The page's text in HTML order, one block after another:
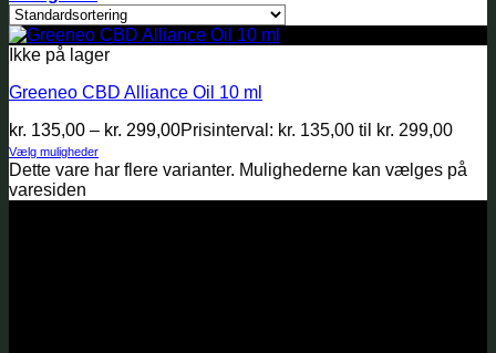
Ikke på lager
Greeneo CBD Alliance Oil 10 ml
kr. 135,00 – kr. 299,00Prisinterval: kr. 135,00 til kr. 299,00
Vælg muligheder
Dette vare har flere varianter. Mulighederne kan vælges på
varesiden